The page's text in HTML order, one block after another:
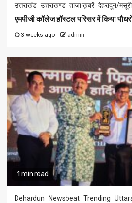
उत्तराखंड उत्तराखण्ड ताज़ा ख़बरें देहरादून/मसूरी
एमपीजी कॉलेज हॉस्टल परिसर में किया
3 weeks ago admin
1 min read
Dehardun Newsbeat Trending